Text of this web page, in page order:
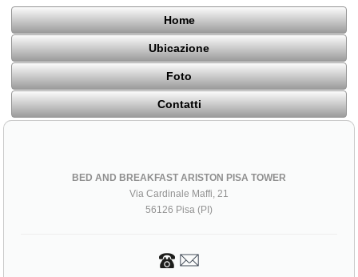
Home
Ubicazione
Foto
Contatti
BED AND BREAKFAST ARISTON PISA TOWER
Via Cardinale Maffi, 21
56126 Pisa (PI)